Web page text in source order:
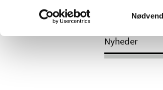
/ 2017
Nyheder